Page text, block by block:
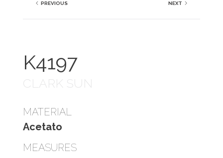
PREVIOUS NEXT
K4197
CLARK SUN
MATERIAL
Acetato
MEASURES